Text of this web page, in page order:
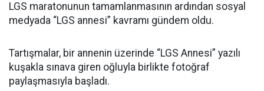
LGS maratonunun tamamlanmasının ardından sosyal
medyada “LGS annesi” kavramı gündem oldu.
Tartışmalar, bir annenin üzerinde “LGS Annesi” yazılı
kuşakla sınava giren oğluyla birlikte fotoğraf
paylaşmasıyla başladı.